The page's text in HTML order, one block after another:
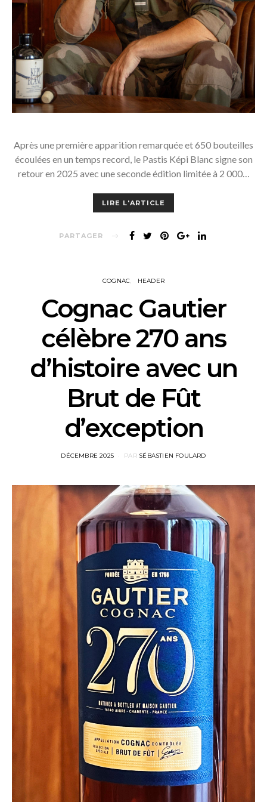
Après une première apparition remarquée et 650 bouteilles
écoulées en un temps record, le Pastis Képi Blanc signe son
retour en 2025 avec une seconde édition limitée à 2 000…
LIRE L'ARTICLE
PARTAGER
COGNAC HEADER
Cognac Gautier
célèbre 270 ans
d’histoire avec un
Brut de Fût
d’exception
POSTED
DÉCEMBRE 2025 PAR SÉBASTIEN FOULARD